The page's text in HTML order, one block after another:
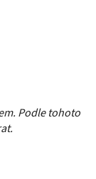
Podle tohoto